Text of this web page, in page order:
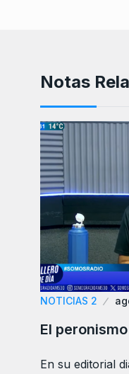
Notas
NOTICIAS 2
El
En su editorial